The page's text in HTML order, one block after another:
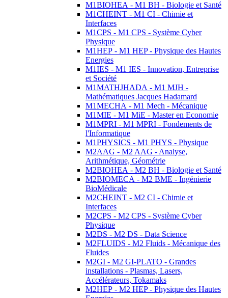
M1BIOHEA - M1 BH - Biologie et Santé
M1CHEINT - M1 CI - Chimie et
Interfaces
M1CPS - M1 CPS - Système Cyber
Physique
M1HEP - M1 HEP - Physique des Hautes
Energies
M1IES - M1 IES - Innovation, Entreprise
et Société
M1MATHJHADA - M1 MJH -
Mathématiques Jacques Hadamard
M1MECHA - M1 Mech - Mécanique
M1MIE - M1 MiE - Master en Economie
M1MPRI - M1 MPRI - Fondements de
l'Informatique
M1PHYSICS - M1 PHYS - Physique
M2AAG - M2 AAG - Analyse,
Arithmétique, Géométrie
M2BIOHEA - M2 BH - Biologie et Santé
M2BIOMECA - M2 BME - Ingénierie
BioMédicale
M2CHEINT - M2 CI - Chimie et
Interfaces
M2CPS - M2 CPS - Système Cyber
Physique
M2DS - M2 DS - Data Science
M2FLUIDS - M2 Fluids - Mécanique des
Fluides
M2GI - M2 GI-PLATO - Grandes
installations - Plasmas, Lasers,
Accélérateurs, Tokamaks
M2HEP - M2 HEP - Physique des Hautes